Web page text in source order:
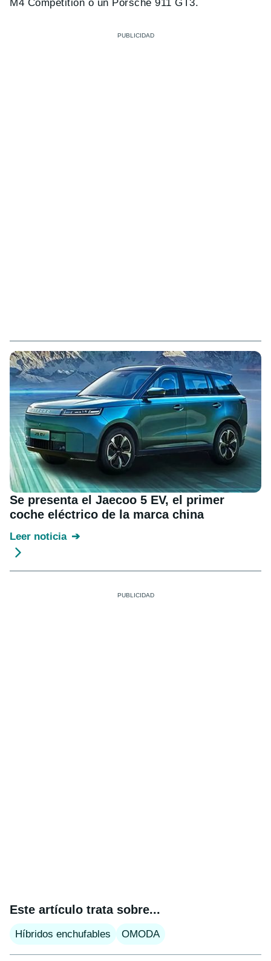
M4 Competition o un Porsche 911 GT3.
Se presenta el Jaecoo 5 EV, el primer
coche eléctrico de la marca china
Leer noticia
Este artículo trata sobre...
Híbridos enchufables OMODA